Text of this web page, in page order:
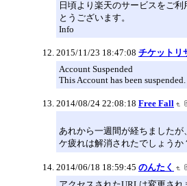
日頃より楽天のサービスをご
とうございます。
Info
2015/11/23 18:47:08 チケットリ
Account Suspended
This Account has been suspended.
2014/08/24 22:08:18 Free Fall
あれから一週間が経ちましたが
ケ疲れは解消されたでしょうか
2014/06/18 18:59:45 のんたく